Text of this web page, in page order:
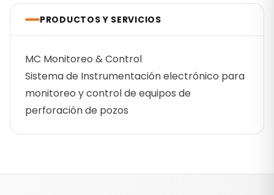
PRODUCTOS Y SERVICIOS
MC Monitoreo & Control
Sistema de Instrumentación electrónico para
monitoreo y control de equipos de
perforación de pozos